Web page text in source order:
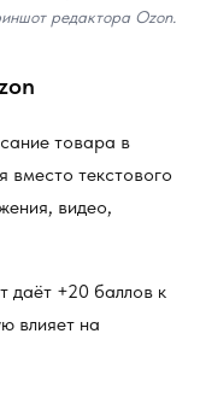
редактора Ozon.
товара в
вместо текстового
видео,
даёт +20 баллов к
влияет на